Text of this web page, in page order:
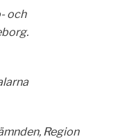
och
Region